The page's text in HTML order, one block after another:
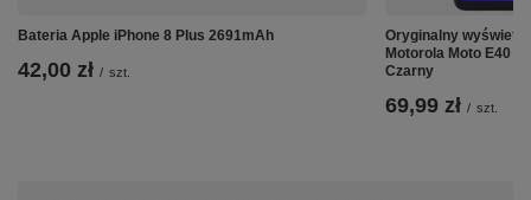
Bateria Apple iPhone 8 Plus 2691mAh
42,00 zł / szt.
Oryginalny
Motorola Moto E40
Czarny
69,99 zł / szt.